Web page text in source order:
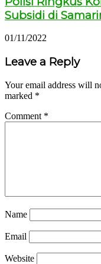
Subsidi di
01/11/2022
Leave a Reply
Your email address will
marked *
Comment *
Name
Email
Website